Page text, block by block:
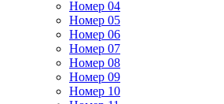
Номер 04
Номер 05
Номер 06
Номер 07
Номер 08
Номер 09
Номер 10